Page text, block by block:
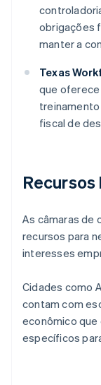
obrigações
manter a
Texas
que
fiscal de
Recursos
As câmaras de
recursos para
interesses
Cidades como
contam com
econômico
específicos